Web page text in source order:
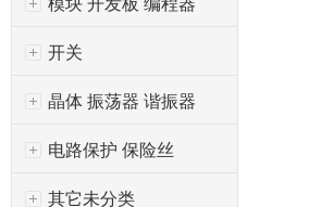
模块 开发板 编程器
开关
晶体 振荡器 谐振器
电路保护 保险丝
其它未分类